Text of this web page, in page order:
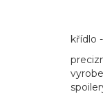
křídlo